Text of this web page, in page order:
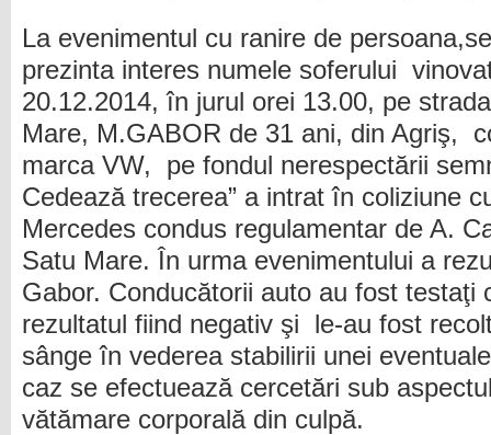
La evenimentul cu ranire de
prezinta interes numele soferului
20.12.2014, în jurul orei 13.00, pe
Mare, M.GABOR de 31 ani, din Agriş,
marca VW, pe fondul nerespectării
Cedează trecerea” a intrat în coliziune
Mercedes condus regulamentar de A.
Satu Mare. În urma evenimentului a
Gabor. Conducătorii auto au fost testaţi
rezultatul fiind negativ şi le-au fost
sânge în vederea stabilirii unei
caz se efectuează cercetări sub
vătămare corporală din culpă.